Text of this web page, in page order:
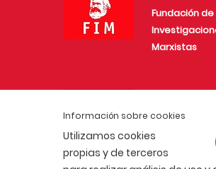
Información sobre cookies
Utilizamos cookies
propias y de terceros
Fundación de
Marxistas
Juventud